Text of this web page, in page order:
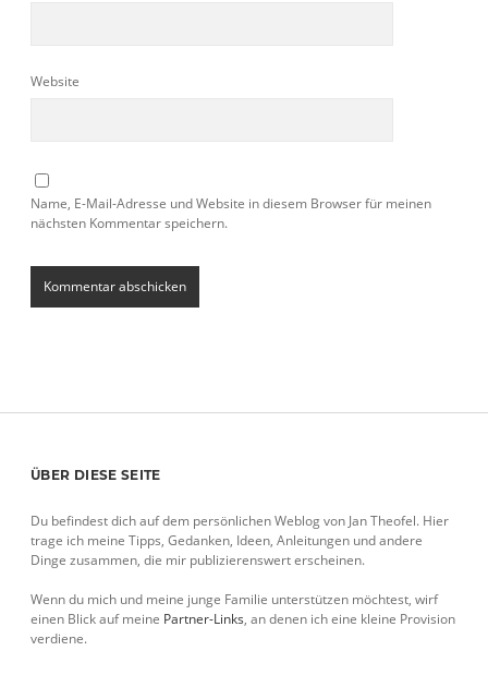
Website
Name, E-Mail-Adresse und Website in diesem Browser für meinen
nächsten Kommentar speichern.
Sidebar
ÜBER DIESE SEITE
Du befindest dich auf dem persönlichen Weblog von Jan Theofel. Hier
trage ich meine Tipps, Gedanken, Ideen, Anleitungen und andere
Dinge zusammen, die mir publizierenswert erscheinen.
Wenn du mich und meine junge Familie unterstützen möchtest, wirf
einen Blick auf meine Partner-Links, an denen ich eine kleine Provision
verdiene.